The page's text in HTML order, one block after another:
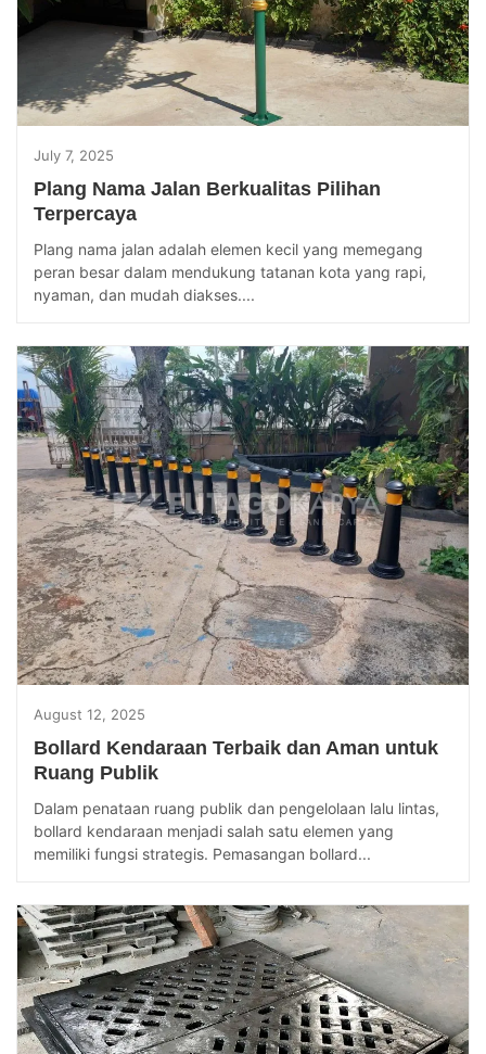
July 7, 2025
Plang Nama Jalan Berkualitas Pilihan
Terpercaya
Plang nama jalan adalah elemen kecil yang memegang
peran besar dalam mendukung tatanan kota yang rapi,
nyaman, dan mudah diakses....
August 12, 2025
Bollard Kendaraan Terbaik dan Aman untuk
Ruang Publik
Dalam penataan ruang publik dan pengelolaan lalu lintas,
bollard kendaraan menjadi salah satu elemen yang
memiliki fungsi strategis. Pemasangan bollard...